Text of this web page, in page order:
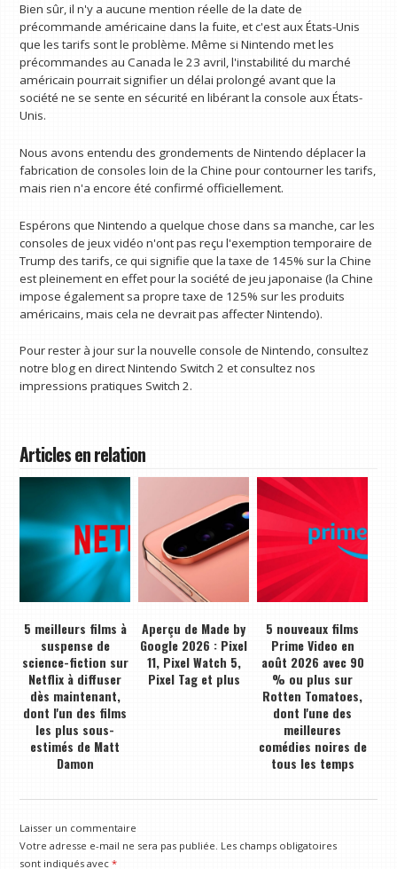
Bien sûr, il n'y a aucune mention réelle de la date de
précommande américaine dans la fuite, et c'est aux États-Unis
que les tarifs sont le problème. Même si Nintendo met les
précommandes au Canada le 23 avril, l'instabilité du marché
américain pourrait signifier un délai prolongé avant que la
société ne se sente en sécurité en libérant la console aux États-
Unis.
Nous avons entendu des grondements de Nintendo déplacer la
fabrication de consoles loin de la Chine pour contourner les tarifs,
mais rien n'a encore été confirmé officiellement.
Espérons que Nintendo a quelque chose dans sa manche, car les
consoles de jeux vidéo n'ont pas reçu l'exemption temporaire de
Trump des tarifs, ce qui signifie que la taxe de 145% sur la Chine
est pleinement en effet pour la société de jeu japonaise (la Chine
impose également sa propre taxe de 125% sur les produits
américains, mais cela ne devrait pas affecter Nintendo).
Pour rester à jour sur la nouvelle console de Nintendo, consultez
notre blog en direct Nintendo Switch 2 et consultez nos
impressions pratiques Switch 2.
Articles en relation
5 meilleurs films à
suspense de
science-fiction sur
Netflix à diffuser
dès maintenant,
dont l'un des films
les plus sous-
estimés de Matt
Damon
Aperçu de Made by
Google 2026 : Pixel
11, Pixel Watch 5,
Pixel Tag et plus
5 nouveaux films
Prime Video en
août 2026 avec 90
% ou plus sur
Rotten Tomatoes,
dont l'une des
meilleures
comédies noires de
tous les temps
Laisser un commentaire
Votre adresse e-mail ne sera pas publiée. Les champs obligatoires
sont indiqués avec*